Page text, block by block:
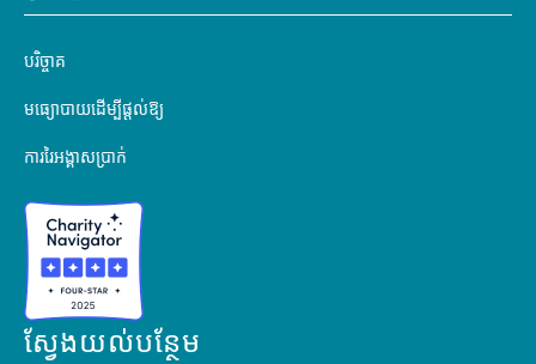
បរិច្ចាគ
មធ្យោបាយដើម្បីផ្តល់ឱ្យ
ការរៃអង្គាសប្រាក់
ស្វែងយល់បន្ថែម